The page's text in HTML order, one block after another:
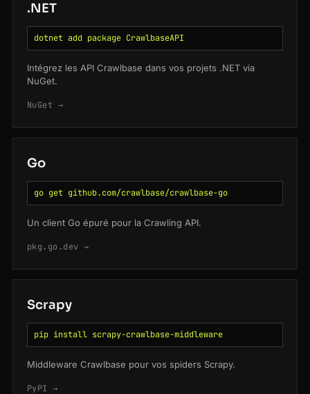
.NET
dotnet add package CrawlbaseAPI
Intégrez les API Crawlbase dans vos projets .NET via
NuGet.
NuGet →
Go
go get github.com/crawlbase/crawlbase-go
Un client Go épuré pour la Crawling API.
pkg.go.dev →
Scrapy
pip install scrapy-crawlbase-middleware
Middleware Crawlbase pour vos spiders Scrapy.
PyPI →